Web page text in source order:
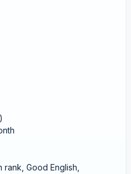
rank, Good English,